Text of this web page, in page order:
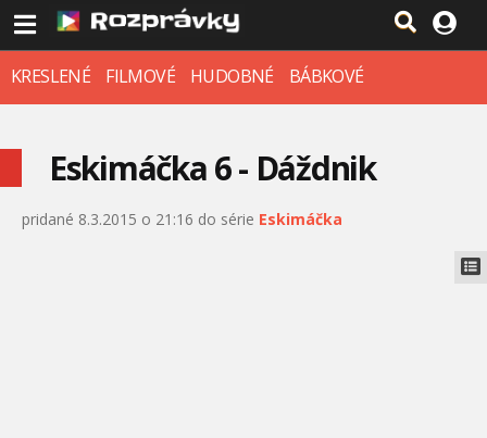
KRESLENÉ FILMOVÉ HUDOBNÉ BÁBKOVÉ
Eskimáčka 6 - Dáždnik
pridané 8.3.2015 o 21:16 do série Eskimáčka